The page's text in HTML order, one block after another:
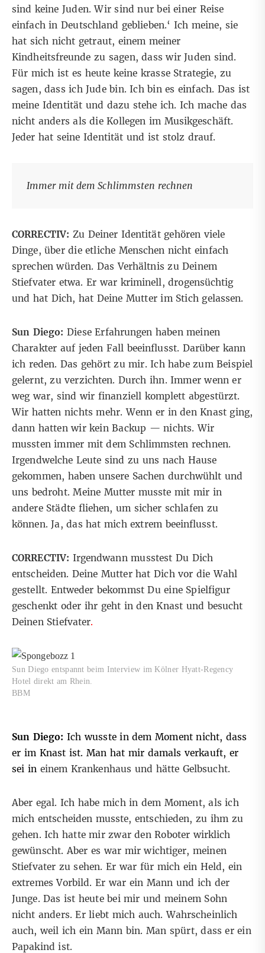
sind keine Juden. Wir sind nur bei einer Reise
einfach in Deutschland geblieben.‘ Ich meine, sie
hat sich nicht getraut, einem meiner
Kindheitsfreunde zu sagen, dass wir Juden sind.
Für mich ist es heute keine krasse Strategie, zu
sagen, dass ich Jude bin. Ich bin es einfach. Das ist
meine Identität und dazu stehe ich. Ich mache das
nicht anders als die Kollegen im Musikgeschäft.
Jeder hat seine Identität und ist stolz drauf.
Immer mit dem Schlimmsten rechnen
CORRECTIV: Zu Deiner Identität gehören viele
Dinge, über die etliche Menschen nicht einfach
sprechen würden. Das Verhältnis zu Deinem
Stiefvater etwa. Er war kriminell, drogensüchtig
und hat Dich, hat Deine Mutter im Stich gelassen.
Sun Diego:Diese Erfahrungen haben meinen
Charakter auf jeden Fall beeinflusst. Darüber kann
ich reden. Das gehört zu mir. Ich habe zum Beispiel
gelernt, zu verzichten. Durch ihn. Immer wenn er
weg war, sind wir finanziell komplett abgestürzt.
Wir hatten nichts mehr. Wenn er in den Knast ging,
dann hatten wir kein Backup — nichts. Wir
mussten immer mit dem Schlimmsten rechnen.
Irgendwelche Leute sind zu uns nach Hause
gekommen, haben unsere Sachen durchwühlt und
uns bedroht. Meine Mutter musste mit mir in
andere Städte fliehen, um sicher schlafen zu
können. Ja, das hat mich extrem beeinflusst.
CORRECTIV: Irgendwann musstest Du Dich
entscheiden. Deine Mutter hat Dich vor die Wahl
gestellt. Entweder bekommst Du eine Spielfigur
geschenkt oder ihr geht in den Knast und besucht
Deinen Stiefvater.
Sun Diego entspannt beim Interview im Kölner Hyatt-Regency
Hotel direkt am Rhein.
BBM
Sun Diego:Ich wusste in dem Moment nicht, dass
er im Knast ist. Man hat mir damals verkauft, er
sei in einem Krankenhaus und hätte Gelbsucht.
Aber egal. Ich habe mich in dem Moment, als ich
mich entscheiden musste, entschieden, zu ihm zu
gehen. Ich hatte mir zwar den Roboter wirklich
gewünscht. Aber es war mir wichtiger, meinen
Stiefvater zu sehen. Er war für mich ein Held, ein
extremes Vorbild. Er war ein Mann und ich der
Junge. Das ist heute bei mir und meinem Sohn
nicht anders. Er liebt mich auch. Wahrscheinlich
auch, weil ich ein Mann bin. Man spürt, dass er ein
Papakind ist.